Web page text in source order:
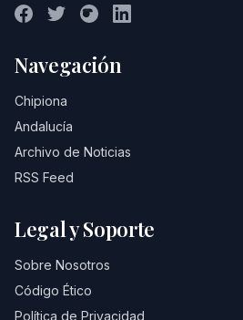
Navegación
Chipiona
Andalucía
Archivo de Noticias
RSS Feed
Legal y Soporte
Sobre Nosotros
Código Ético
Política de Privacidad